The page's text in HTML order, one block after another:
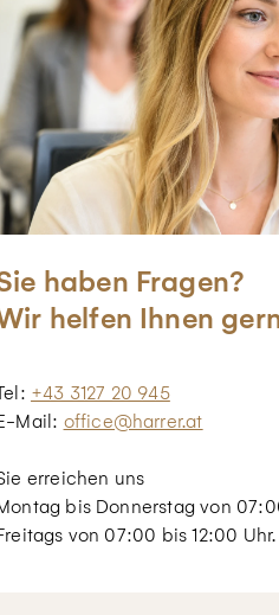
haben Fragen?
helfen Ihnen
+43 3127 20 945
Mail: office@harrer.at
erreichen uns
bis Donnerstag von
von 07:00 bis 12:00 Uhr.